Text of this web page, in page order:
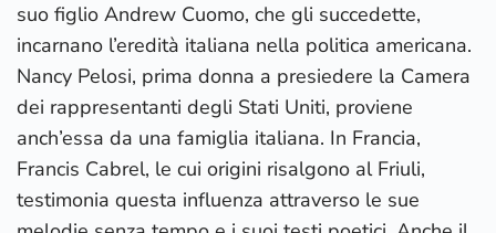
suo figlio Andrew Cuomo, che gli succedette,
incarnano l’eredità italiana nella politica americana.
Nancy Pelosi, prima donna a presiedere la Camera
dei rappresentanti degli Stati Uniti, proviene
anch’essa da una famiglia italiana. In Francia,
Francis Cabrel, le cui origini risalgono al Friuli,
testimonia questa influenza attraverso le sue